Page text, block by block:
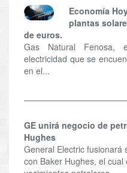
Economía
plantas
de euros.
Gas Natural Fenosa,
electricidad que se
en el...
GE unirá negocio de
Hughes
General Electric fusionará
con Baker Hughes, el